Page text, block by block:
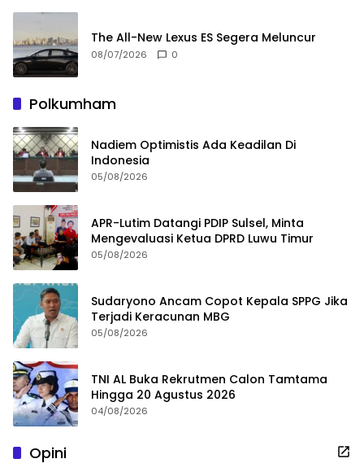
The All-New Lexus ES Segera Meluncur
08/07/2026 0
Polkumham
Nadiem Optimistis Ada Keadilan Di
Indonesia
05/08/2026
APR-Lutim Datangi PDIP Sulsel, Minta
Mengevaluasi Ketua DPRD Luwu Timur
05/08/2026
Sudaryono Ancam Copot Kepala SPPG Jika
Terjadi Keracunan MBG
05/08/2026
TNI AL Buka Rekrutmen Calon Tamtama
Hingga 20 Agustus 2026
04/08/2026
Opini